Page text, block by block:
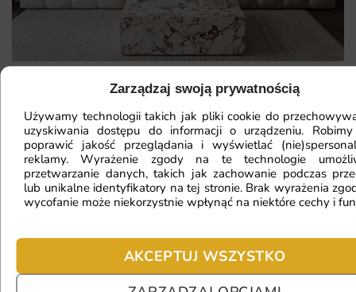
Zarządzaj swoją prywatnością
Używamy technologii takich jak pliki cookie do
uzyskiwania dostępu do informacji o urządzeniu.
poprawić jakość przeglądania i wyświetlać
reklamy. Wyrażenie zgody na te technologie
przetwarzanie danych, takich jak zachowanie podczas
lub unikalne identyfikatory na tej stronie. Brak wyrażenia
wycofanie może niekorzystnie wpłynąć na niektóre cechy i
AKCEPTUJ WSZYSTKO
Mam ścianę o nietypowym kształcie,
czy da się na niej położyć
fototapetę?
zamówienia?